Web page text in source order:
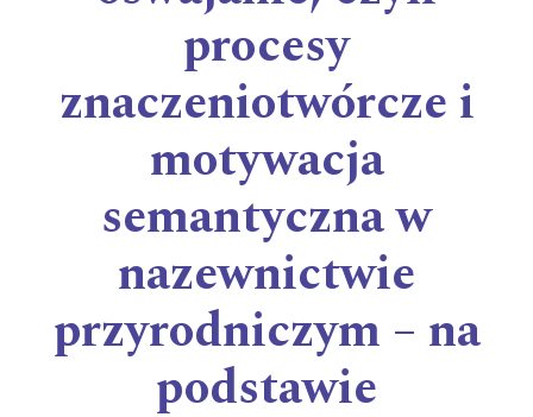
procesy
znaczeniotwórcze i
motywacja
semantyczna w
nazewnictwie
przyrodniczym – na
podstawie